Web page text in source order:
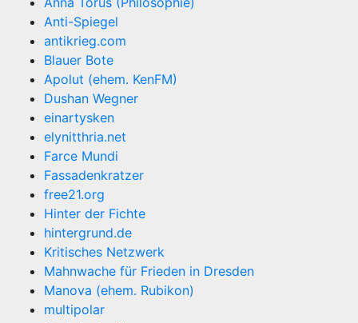
Anti-Spiegel
antikrieg.com
Blauer Bote
Apolut (ehem. KenFM)
Dushan Wegner
einartysken
elynitthria.net
Farce Mundi
Fassadenkratzer
free21.org
Hinter der Fichte
hintergrund.de
Kritisches Netzwerk
Mahnwache für Frieden in Dresden
Manova (ehem. Rubikon)
multipolar